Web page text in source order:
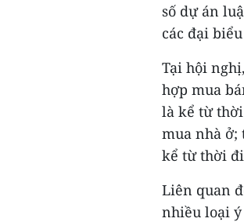
số dự án
các đại
Tại hội
hợp mua
là kể từ
mua nhà ở;
kể từ thời
Liên quan
nhiều loại